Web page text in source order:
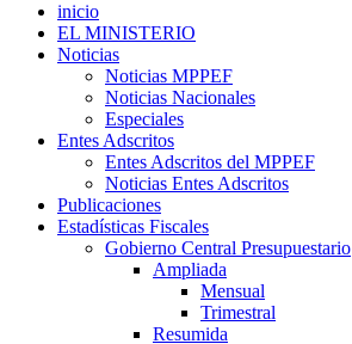
inicio
EL MINISTERIO
Noticias
Noticias MPPEF
Noticias Nacionales
Especiales
Entes Adscritos
Entes Adscritos del MPPEF
Noticias Entes Adscritos
Publicaciones
Estadísticas Fiscales
Gobierno Central Presupuestario
Ampliada
Mensual
Trimestral
Resumida